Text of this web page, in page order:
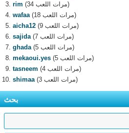
rim
(34 مرات اللعب)
wafaa
(18 مرات اللعب)
aicha12
(9 مرات اللعب)
sajida
(7 مرات اللعب)
ghada
(5 مرات اللعب)
mekaoui.yes
(5 مرات اللعب)
tasneem
(4 مرات اللعب)
shimaa
(3 مرات اللعب)
بحث